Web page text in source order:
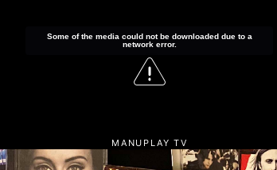
MANUPLAY TV